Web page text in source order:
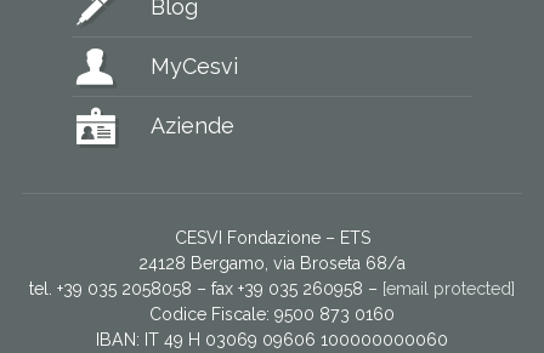
Blog
MyCesvi
Aziende
CESVI Fondazione – ETS
24128 Bergamo, via Broseta 68/a
tel. +39 035 2058058 – fax +39 035 260958 – [email protected]
Codice Fiscale: 9500 873 0160
IBAN: IT 49 H 03069 09606 100000000060